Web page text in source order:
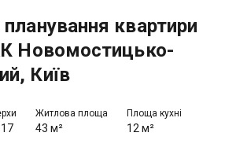
квартири
Новомостицько-
Київ
17
Житлова площа
43 м²
Площа кухні
12 м²